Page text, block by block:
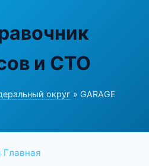
и СТО
округ » GARAGE
Главная